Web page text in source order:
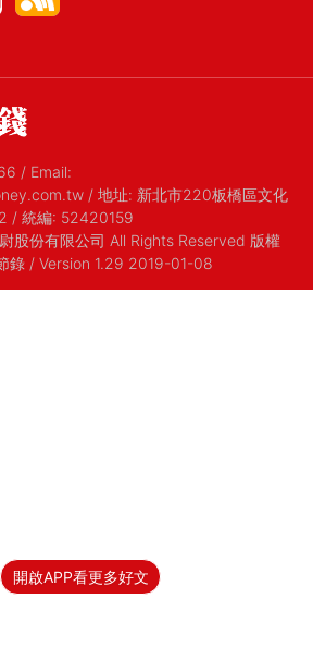
開啟APP看更多好文
/ Email:
/ 地址: 新北市220板橋區文化
/ 統編: 52420159
股份有限公司 All Rights Reserved 版權
錄 / Version 1.29 2019-01-08